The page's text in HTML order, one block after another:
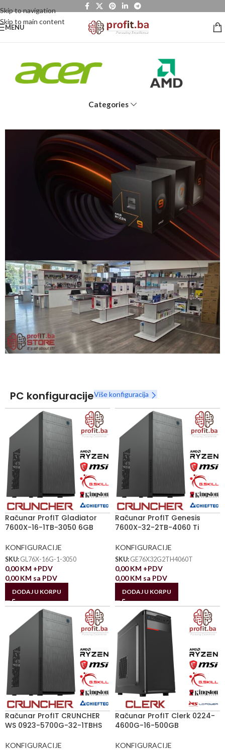
Skip to navigation
Skip to main content
MENU
Categories
Snaga radnih stanica nikada nije bila povoljnija
Nova Ryzen 7000 serija
Naruči
PC konfiguracijeViše konfiguracija
Računar ProfIT Gladiator
7600X-16-1TB-3050 6GB
KONFIGURACIJE
SKU: GL76X-16G-1-3050
0,00KM +PDV
0,00KM sa PDV
DODAJ U KORPU
Računar ProfIT Genesis
7600X-32-2TB-4060 Ti
KONFIGURACIJE
SKU: GE76X32G2TH4060T
0,00KM +PDV
0,00KM sa PDV
DODAJ U KORPU
Računar ProfIT CRUNCHER
WS 0923-5700G-32-1TBHS
KONFIGURACIJE
Računar ProfIT Clerk 0224-
4600G-16-500GB
KONFIGURACIJE